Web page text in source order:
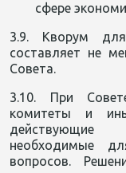
сфере
3.9. Кворум для
составляет не
Совета.
3.10. При
комитеты и
действующие
необходимые
вопросов.